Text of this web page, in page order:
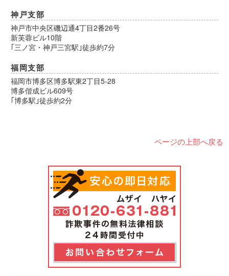
神戸支部
神戸市中央区磯辺通4丁目2番26号
新芙蓉ビル10階
｢三ノ宮・神戸三宮駅｣徒歩約7分
福岡支部
福岡市博多区博多駅東2丁目5-28
博多偕成ビル609号
｢博多駅｣徒歩約2分
ページの上部へ戻る